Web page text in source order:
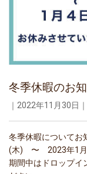
冬季休暇のお
｜2022年11月30日｜
冬季休暇について
(木) 〜 2023年1月4
期間中はドロップイ